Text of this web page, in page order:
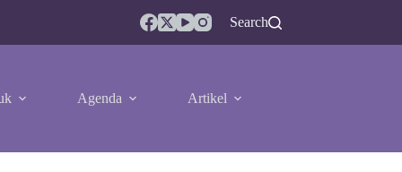
Search
Agenda Artikel